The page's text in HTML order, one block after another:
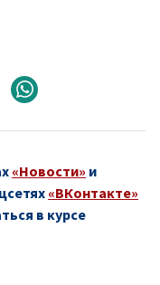
«Новости» и
«ВКонтакте»
в курсе